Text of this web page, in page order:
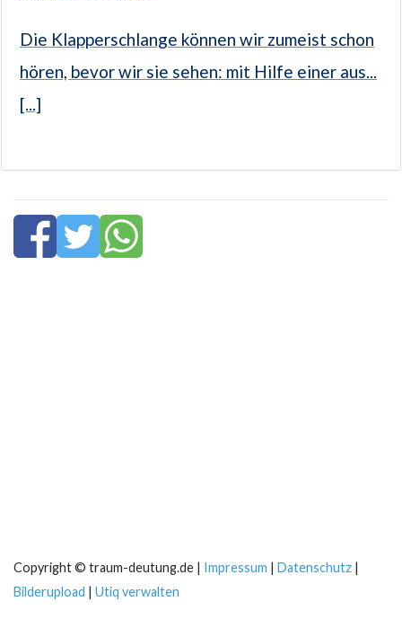
Die Klapperschlange können wir zumeist schon
hören, bevor wir sie sehen: mit Hilfe einer aus...
[...]
Copyright © traum-deutung.de | Impressum | Datenschutz |
Bilderupload | Utiq verwalten